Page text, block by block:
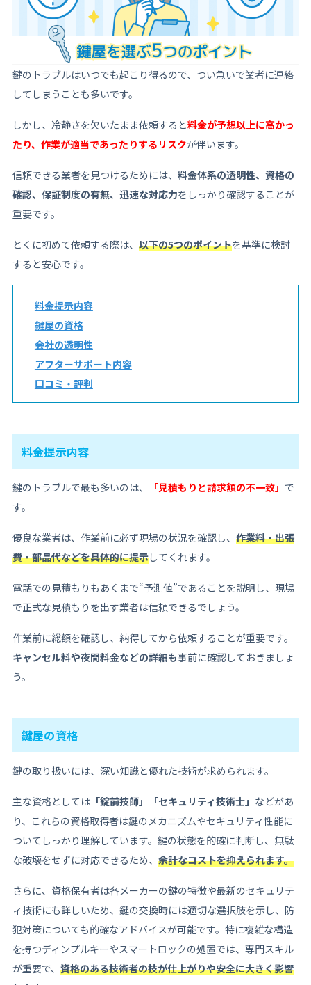
鍵のトラブルはいつでも起こり得るので、つい急いで業者に連絡
してしまうことも多いです。
しかし、冷静さを欠いたまま依頼すると料金が予想以上に高かっ
たり、作業が適当であったりするリスクが伴います。
信頼できる業者を見つけるためには、 料金体系の透明性、資格の
確認、保証制度の有無、迅速な対応力をしっかり確認することが
重要です。
とくに初めて依頼する際は、 以下の5つのポイントを基準に検討
すると安心です。
料金提示内容
鍵屋の資格
会社の透明性
アフターサポート内容
口コミ・評判
料金提示内容
鍵のトラブルで最も多いのは、 「見積もりと請求額の不一致」 で
す。
優良な業者は、作業前に必ず現場の状況を確認し、 作業料・出張
費・部品代などを具体的に提示してくれます。
電話での見積もりもあくまで“予測値”であることを説明し、現場
で正式な見積もりを出す業者は信頼できるでしょう。
作業前に総額を確認し、納得してから依頼することが重要です。
キャンセル料や夜間料金などの詳細も事前に確認しておきましょ
う。
鍵屋の資格
鍵の取り扱いには、深い知識と優れた技術が求められます。
主な資格としては「錠前技師」「セキュリティ技術士」 などがあ
り、これらの資格取得者は鍵のメカニズムやセキュリティ性能に
ついてしっかり理解しています。鍵の状態を的確に判断し、無駄
な破壊をせずに対応できるため、 余計なコストを抑えられます。
さらに、資格保有者は各メーカーの鍵の特徴や最新のセキュリテ
ィ技術にも詳しいため、鍵の交換時には適切な選択肢を示し、防
犯対策についても的確なアドバイスが可能です。特に複雑な構造
を持つディンプルキーやスマートロックの処置では、専門スキル
が重要で、 資格のある技術者の技が仕上がりや安全に大きく影響